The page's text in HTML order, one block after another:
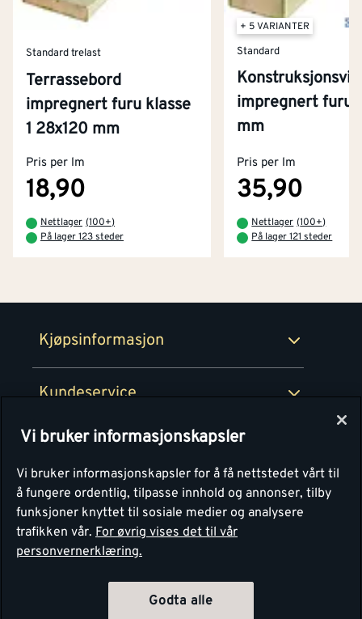
Standard trelast
Terrassebord
impregnert furu klasse
1 28x120 mm
Pris per lm
18,90
Nettlager (100+)
På lager 123 steder
+ 5 VARIANTER
Standard
impregnert furu
mm
Pris per lm
35,90
Nettlager (100+)
På lager 121 steder
Kjøpsinformasjon
Kjøpsbetingelser
Retur- og angrerettsskjema
Kundeservice
Kontakt oss
Tjenester
Montér Klubb
Montér
Om Montér
Byggevarehus og åpningstider
Prismatch
Personvern
Vi bruker informasjonskapsler
Vi bruker informasjonskapsler for å få nettstedet vårt til
å fungere ordentlig, tilpasse innhold og annonser, tilby
funksjoner knyttet til sosiale medier og analysere
trafikken vår. For øvrig vises det til vår
personvernerklæring.
Godta alle